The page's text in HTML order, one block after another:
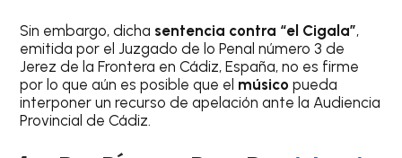
Sin embargo, dicha sentencia contra “el Cigala”,
emitida por el Juzgado de lo Penal número 3 de
Jerez de la Frontera en Cádiz, España, no es firme
por lo que aún es posible que el músico pueda
interponer un recurso de apelación ante la Audiencia
Provincial de Cádiz.